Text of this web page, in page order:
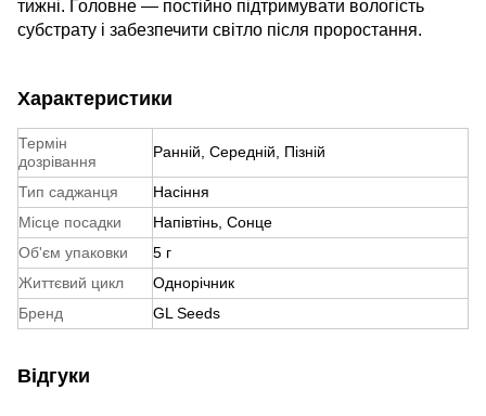
тижні. Головне — постійно підтримувати вологість
субстрату і забезпечити світло після проростання.
Характеристики
Термін
дозрівання
Ранній, Середній, Пізній
Тип саджанця
Насіння
Місце посадки
Напівтінь, Сонце
Об'єм упаковки
5 г
Життєвий цикл
Однорічник
Бренд
GL Seeds
Відгуки